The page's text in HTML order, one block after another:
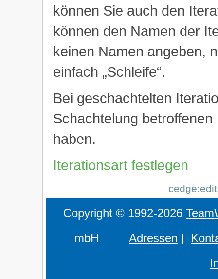
können Sie auch den
können den Namen der
keinen Namen angeben,
einfach „Schleife“.
Bei geschachtelten
Schachtelung
haben.
Iterationsart festlegen
Copyright © 1992-2026
mbH Adressen |